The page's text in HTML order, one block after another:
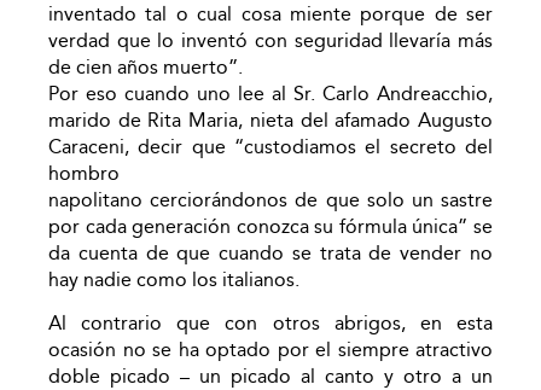
inventado tal o cual cosa miente porque de ser
verdad que lo inventó con seguridad llevaría más
de cien años muerto”.
Por eso cuando uno lee al Sr. Carlo Andreacchio,
marido de Rita Maria, nieta del afamado Augusto
Caraceni, decir que “custodiamos el secreto del
hombro
napolitano cerciorándonos de que solo un sastre
por cada generación conozca su fórmula única” se
da cuenta de que cuando se trata de vender no
hay nadie como los italianos.
Al contrario que con otros abrigos, en esta
ocasión no se ha optado por el siempre atractivo
doble picado – un picado al canto y otro a un